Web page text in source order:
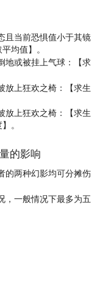
且当前恐惧值小于其镜
均值】。
地或被挂上气球：【求
放上狂欢之椅：【求生
放上狂欢之椅：【求生
。
的影响
的两种幻影均可分摊伤
，一般情况下最多为五